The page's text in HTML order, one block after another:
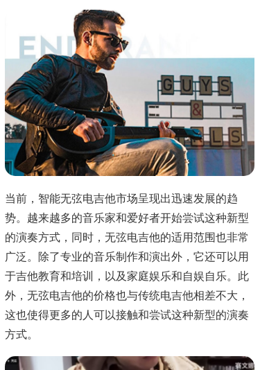
当前，智能无弦电吉他市场呈现出迅速发展的趋
势。越来越多的音乐家和爱好者开始尝试这种新型
的演奏方式，同时，无弦电吉他的适用范围也非常
广泛。除了专业的音乐制作和演出外，它还可以用
于吉他教育和培训，以及家庭娱乐和自娱自乐。此
外，无弦电吉他的价格也与传统电吉他相差不大，
这也使得更多的人可以接触和尝试这种新型的演奏
方式。